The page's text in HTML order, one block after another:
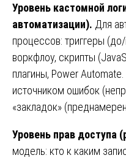
Уровень кастомной
автоматизации). Для
процессов: триггеры
воркфлоу, скрипты
плагины, Power
источником ошибок
«закладок»
Уровень прав доступа
модель: кто к каким